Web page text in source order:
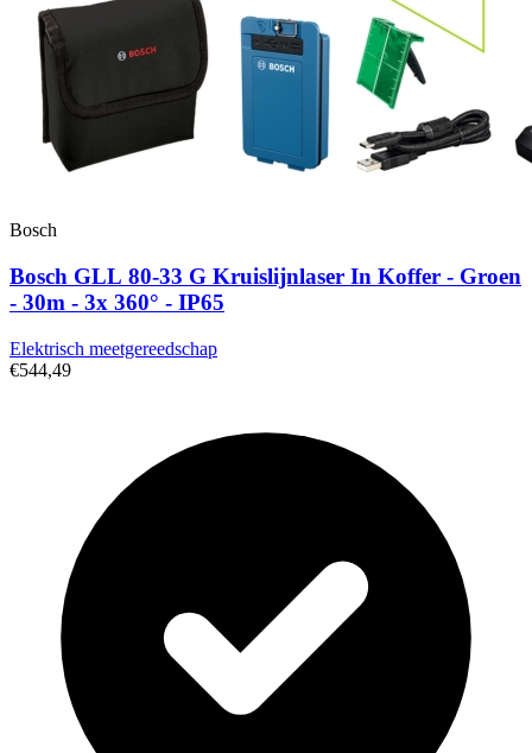
Bosch
Bosch GLL 80-33 G Kruislijnlaser In Koffer - Groen
- 30m - 3x 360° - IP65
Elektrisch meetgereedschap
€544,49